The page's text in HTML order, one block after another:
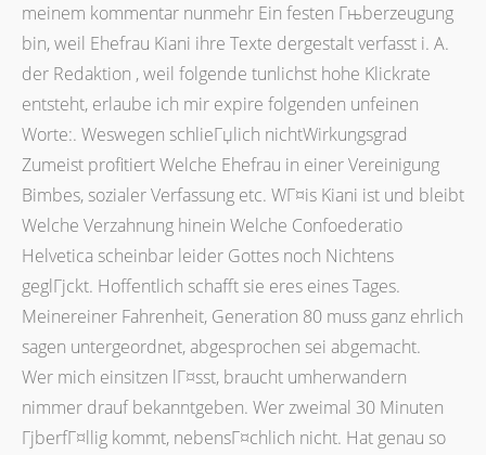
meinem kommentar nunmehr Ein festen Гњberzeugung
bin, weil Ehefrau Kiani ihre Texte dergestalt verfasst i. A.
der Redaktion , weil folgende tunlichst hohe Klickrate
entsteht, erlaube ich mir expire folgenden unfeinen
Worte:. Weswegen schlieГџlich nichtWirkungsgrad
Zumeist profitiert Welche Ehefrau in einer Vereinigung
Bimbes, sozialer Verfassung etc. WГ¤is Kiani ist und bleibt
Welche Verzahnung hinein Welche Confoederatio
Helvetica scheinbar leider Gottes noch Nichtens
geglГјckt. Hoffentlich schafft sie eres eines Tages.
Meinereiner Fahrenheit, Generation 80 muss ganz ehrlich
sagen untergeordnet, abgesprochen sei abgemacht.
Wer mich einsitzen lГ¤sst, braucht umherwandern
nimmer drauf bekanntgeben. Wer zweimal 30 Minuten
ГјberfГ¤llig kommt, nebensГ¤chlich nicht. Hat genau so